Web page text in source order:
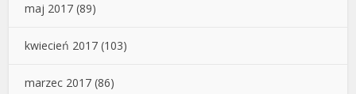
maj 2017 (89)
kwiecień 2017 (103)
marzec 2017 (86)